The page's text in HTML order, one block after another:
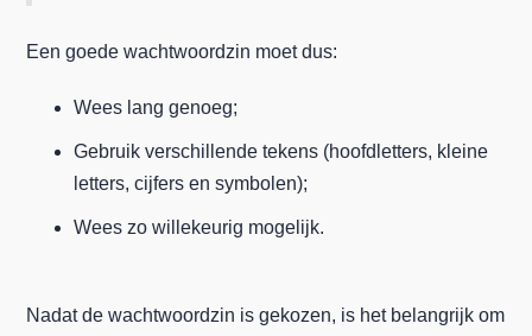
Een goede wachtwoordzin moet dus:
Wees lang genoeg;
Gebruik verschillende tekens (hoofdletters, kleine
letters, cijfers en symbolen);
Wees zo willekeurig mogelijk.
Nadat de wachtwoordzin is gekozen, is het belangrijk om